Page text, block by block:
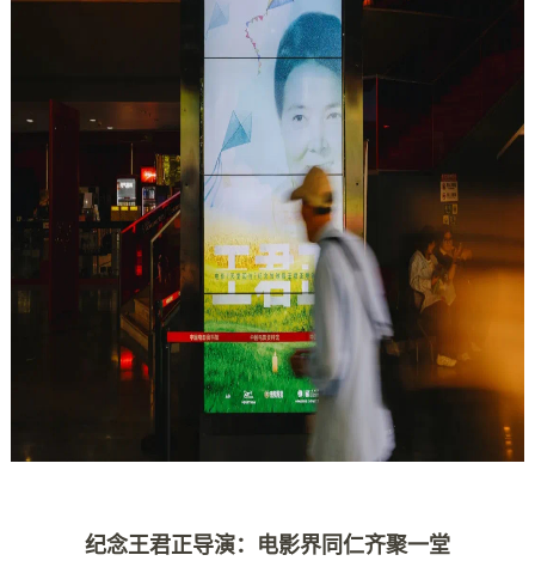
纪念王君正导演：电影界同仁齐聚一堂